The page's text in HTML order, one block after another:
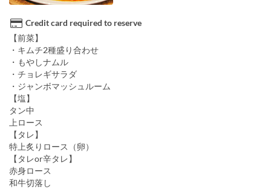
Credit card required to reserve
【前菜】
・キムチ2種盛り合わせ
・もやしナムル
・チョレギサラダ
・ジャンボマッシュルーム
【塩】
タン中
上ロース
【タレ】
特上炙りロース（卵）
【タレor辛タレ】
赤身ロース
和牛切落し